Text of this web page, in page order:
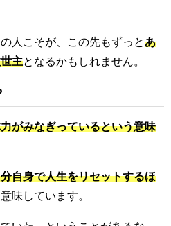
人こそが、この先もずっとあ
主となるかもしれません。
がみなぎっているという意味
自身で人生をリセットするほ
味しています。